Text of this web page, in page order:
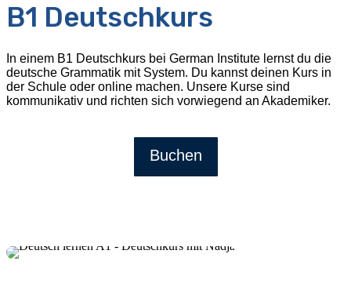
B1 Deutschkurs
In einem B1 Deutschkurs bei German Institute lernst du die
deutsche Grammatik mit System. Du kannst deinen Kurs in
der Schule oder online machen. Unsere Kurse sind
kommunikativ und richten sich vorwiegend an Akademiker.
Buchen